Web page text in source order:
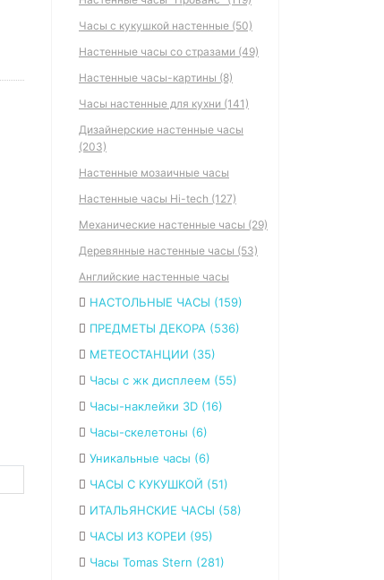
Часы с кукушкой настенные (50)
Настенные часы со стразами (49)
Настенные часы-картины (8)
Часы настенные для кухни (141)
Дизайнерские настенные часы
(203)
Настенные мозаичные часы
Настенные часы Hi-tech (127)
Механические настенные часы (29)
Деревянные настенные часы (53)
Английские настенные часы
НАСТОЛЬНЫЕ ЧАСЫ (159)
ПРЕДМЕТЫ ДЕКОРА (536)
МЕТЕОСТАНЦИИ (35)
Часы с жк дисплеем (55)
Часы-наклейки 3D (16)
Часы-скелетоны (6)
Уникальные часы (6)
ЧАСЫ С КУКУШКОЙ (51)
ИТАЛЬЯНСКИЕ ЧАСЫ (58)
ЧАСЫ ИЗ КОРЕИ (95)
Часы Tomas Stern (281)